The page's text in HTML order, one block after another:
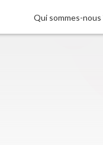
Qui sommes-nous